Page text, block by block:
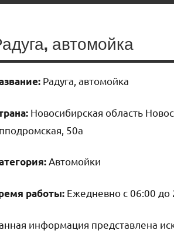
автомойка
Радуга, автомойка
Новосибирская область
50а
Автомойки
работы: Ежедневно с 06:00 до
информация представлена